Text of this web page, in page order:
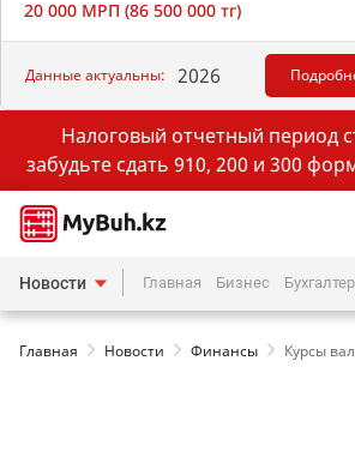
20 000 МРП (86 500 000 тг)
Данные актуальны: 2026
Налоговый отчетный период
забудьте сдать 910, 200 и 300
Новости Главная Бизнес
Главная Новости Финансы Курсы